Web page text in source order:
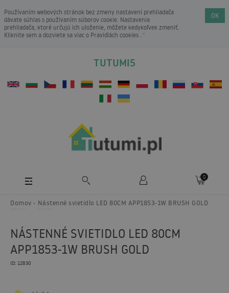
Používaním webových stránok bez zmeny nastavení prehliadača
dávate súhlas s používaním súborov cookie. Nastavenia
prehliadača, ktoré určujú ich uloženie, môžete kedykoľvek zmeniť.
Kliknite sem a dozviete sa viac o Pravidlách cookies . ‘
OK
TUTUMI5
0
Domov Nástenné svietidlo LED 80CM APP1853-1W BRUSH GOLD
NÁSTENNÉ SVIETIDLO LED 80CM
APP1853-1W BRUSH GOLD
ID: 12830